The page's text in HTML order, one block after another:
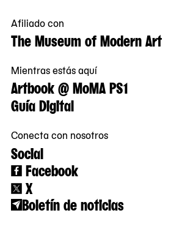
Afiliado con
The Museum of Modern Art
Mientras estás aquí
Artbook @ MoMA PS1
Guía Digital
Conecta con nosotros
Social
Facebook
X
Boletín de noticias